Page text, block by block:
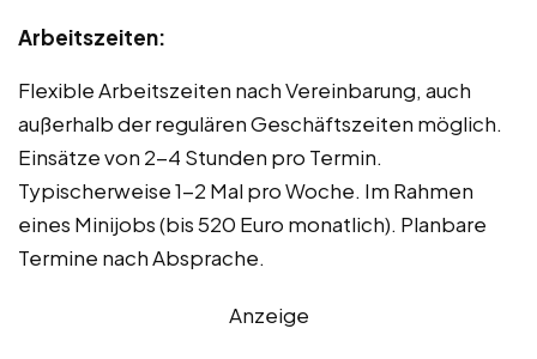
Arbeitszeiten:
Flexible Arbeitszeiten nach Vereinbarung, auch
außerhalb der regulären Geschäftszeiten möglich.
Einsätze von 2-4 Stunden pro Termin.
Typischerweise 1-2 Mal pro Woche. Im Rahmen
eines Minijobs (bis 520 Euro monatlich). Planbare
Termine nach Absprache.
Anzeige